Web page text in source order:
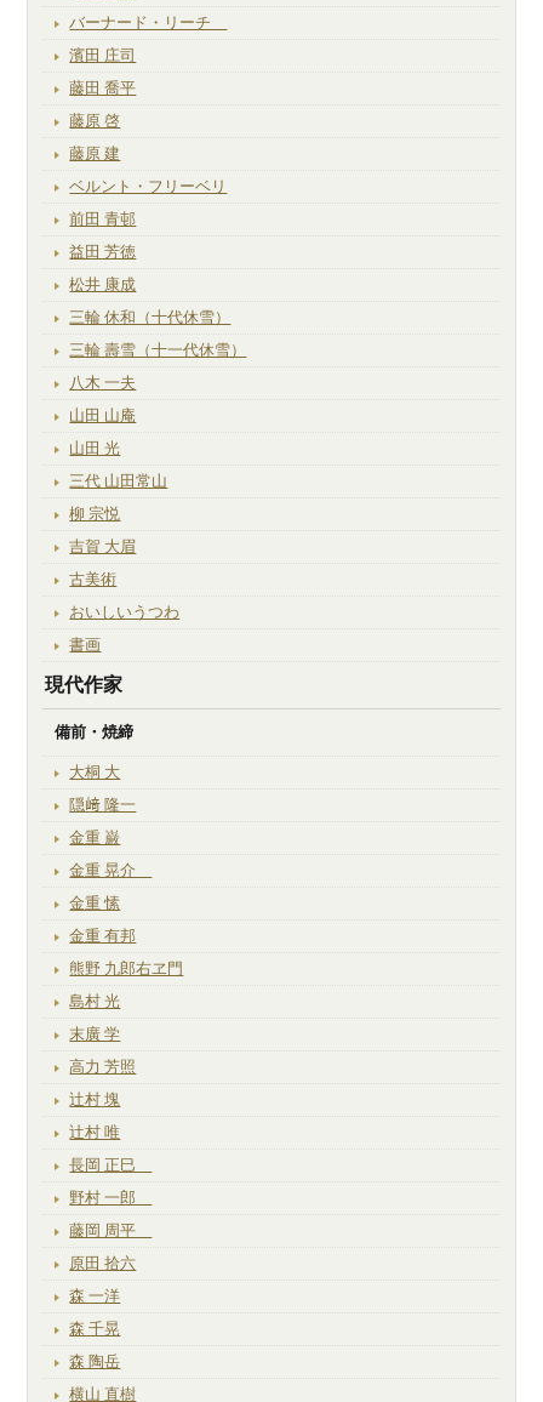
バーナード・リーチ
濱田 庄司
藤田 喬平
藤原 啓
藤原 建
ベルント・フリーベリ
前田 青邨
益田 芳徳
松井 康成
三輪 休和（十代休雪）
三輪 壽雪（十一代休雪）
八木 一夫
山田 山庵
山田 光
三代 山田常山
柳 宗悦
吉賀 大眉
古美術
おいしいうつわ
書画
現代作家
備前・焼締
大桐 大
隠﨑 隆一
金重 巌
金重 晃介
金重 愫
金重 有邦
熊野 九郎右ヱ門
島村 光
末廣 学
高力 芳照
辻村 塊
辻村 唯
長岡 正巳
野村 一郎
藤岡 周平
原田 拾六
森 一洋
森 千晃
森 陶岳
横山 直樹